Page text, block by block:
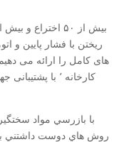
ریختن با فشار پایین و
روش هاي دوست داشتني